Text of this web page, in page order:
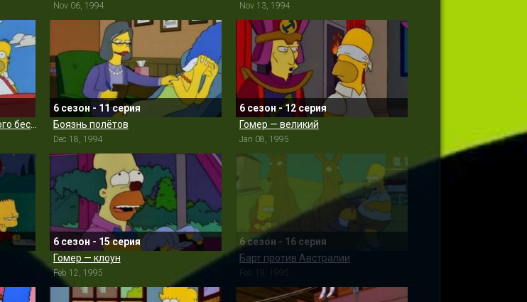
Nov 06, 1994 Nov 13, 1994
6 сезон - 11 серия
Боязнь полётов
Dec 18, 1994
6 сезон - 12 серия
Гомер — великий
Jan 08, 1995
6 сезон - 15 серия
Гомер — клоун
Feb 12, 1995
6 сезон - 16 серия
Барт против Австралии
Feb 19, 1995